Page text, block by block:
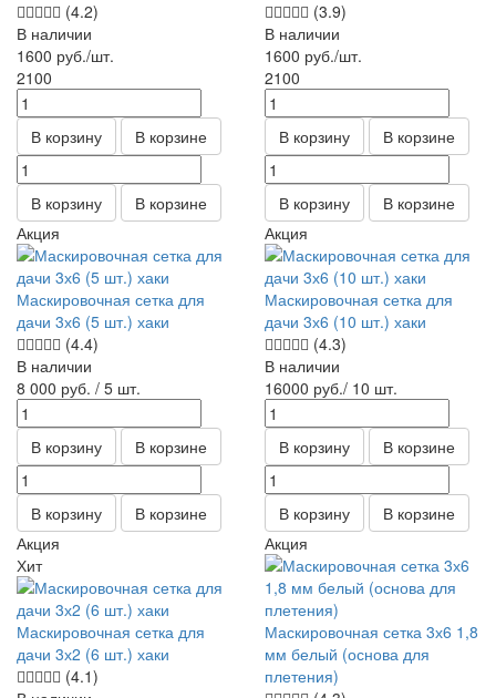
(4.2)
В наличии
1600 руб./шт.
2100
В корзину В корзине
В корзину В корзине
(3.9)
В наличии
1600 руб./шт.
2100
В корзину В корзине
В корзину
В корзине
Акция
Маскировочная сетка для
дачи 3х6 (5 шт.) хаки
(4.4)
В наличии
8 000 руб. / 5 шт.
В корзину В корзине
В корзину В корзине
Акция
Маскировочная сетка для
дачи 3х6 (10 шт.) хаки
(4.3)
В наличии
16000 руб./ 10 шт.
В корзину В корзине
В корзину
В корзине
Акция
Хит
Маскировочная сетка для
дачи 3х2 (6 шт.) хаки
(4.1)
Акция
Маскировочная сетка 3х6 1,8
мм белый (основа для
плетения)